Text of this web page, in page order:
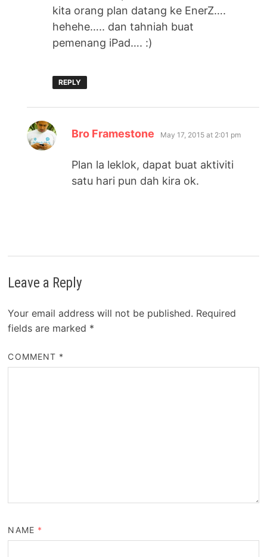
kita orang plan datang ke EnerZ….
hehehe….. dan tahniah buat
pemenang iPad…. :)
REPLY
Bro Framestone says:
May 17, 2015 at 2:01 pm
Plan la leklok, dapat buat aktiviti
satu hari pun dah kira ok.
Leave a Reply
Your email address will not be published. Required
fields are marked *
COMMENT *
NAME *